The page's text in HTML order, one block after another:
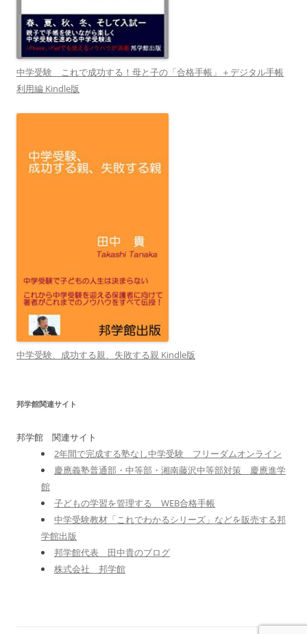
中学受験 これで成功する！母と子の「合格手帳」＋デジタル手帳
利用編 Kindle版
中学受験、成功する親、失敗する親 Kindle版
邦学館関連サイト
邦学館 関連サイト
2年間で完成する塾なし中学受験 フリーダムオンライン
慶應義塾普通部・中等部・湘南藤沢中等部対策 慶應進学
館
子どもの学習を管理する WEB合格手帳
中学受験教材「これでわかるシリーズ」などを販売する邦
学館出版
邦学館代表 田中貴のブログ
株式会社 邦学館